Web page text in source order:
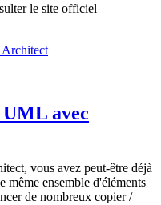
le site officiel
Architect
avec
vous avez peut-être déjà
même ensemble d'éléments
de nombreux copier /